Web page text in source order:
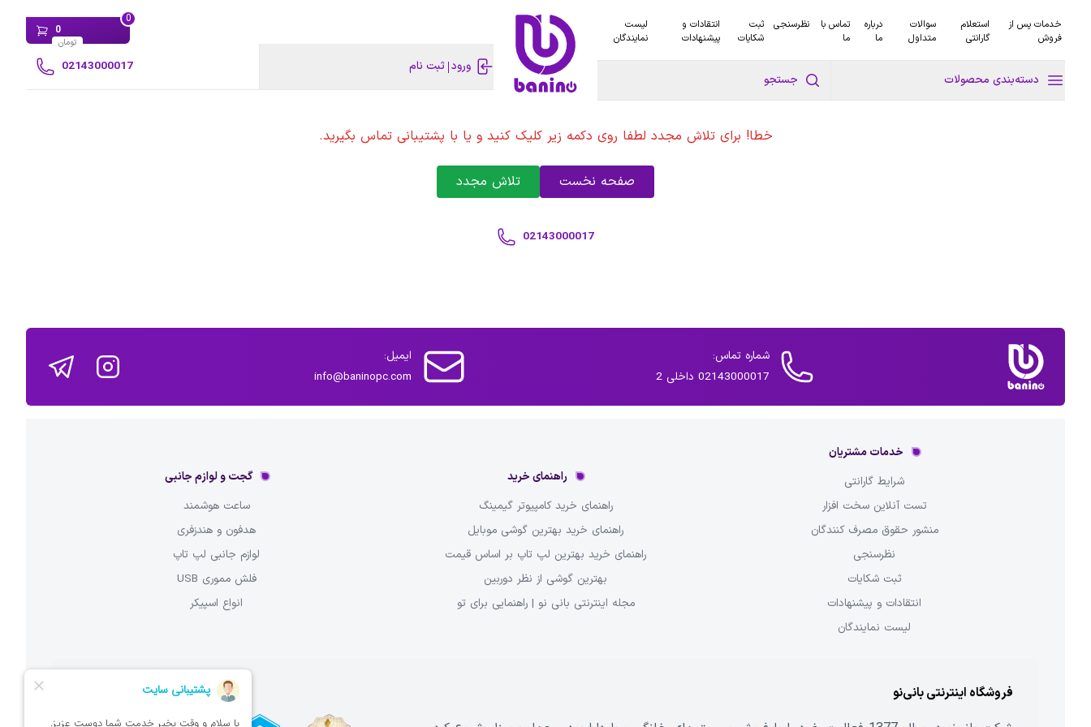
خدمات پس از
فروش
استعلام
گارانتی
سوالات
متداول
درباره
ما
تماس با
ما
نظرسنجی
ثبت
شکایات
انتقادات و
پیشنهادات
لیست
نمایندگان
دسته‌بندی محصولات جستجو
0
0
تومان
ورود ثبت نام 02143000017
خطا! برای تلاش مجدد لطفا روی دکمه زیر کلیک کنید و یا با پشتیبانی تماس بگیرید.
صفحه نخست تلاش مجدد
02143000017
شماره تماس:
02143000017 داخلی 2
ایمیل:
info@baninopc.com
خدمات مشتریان
شرایط گارانتی
تست آنلاین سخت افزار
منشور حقوق مصرف کنندگان
نظرسنجی
ثبت شکایات
انتقادات و پیشنهادات
لیست نمایندگان
راهنمای خرید
راهنمای خرید کامپیوتر گیمینگ
راهنمای خرید بهترین گوشی موبایل
راهنمای خرید بهترین لپ تاپ بر اساس قیمت
بهترین گوشی از نظر دوربین
مجله اینترنتی بانی نو | راهنمایی برای تو
گجت و لوازم جانبی
ساعت هوشمند
هدفون و هندزفری
لوازم جانبی لپ تاپ
فلش مموری USB
انواع اسپیکر
فروشگاه اینترنتی بانی‌نو